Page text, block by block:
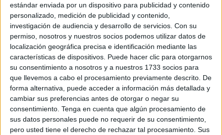
estándar enviada por un dispositivo para publicidad y contenido
personalizado, medición de publicidad y contenido,
investigación de audiencia y desarrollo de servicios. Con su
permiso, nosotros y nuestros socios podemos utilizar datos de
localización geográfica precisa e identificación mediante las
características de dispositivos. Puede hacer clic para otorgarnos
su consentimiento a nosotros y a nuestros 1733 socios para
que llevemos a cabo el procesamiento previamente descrito. De
forma alternativa, puede acceder a información más detallada y
cambiar sus preferencias antes de otorgar o negar su
consentimiento. Tenga en cuenta que algún procesamiento de
sus datos personales puede no requerir de su consentimiento,
pero usted tiene el derecho de rechazar tal procesamiento. Sus
campaña turística de Ceuta, 'Ceuta. Menos de lo
mismo', ha sido seleccionada comofinalistaen los
prestigiosospremios publicitarios Ampe , en la categoría
decine.
Estos galardones, tal y como ha indicado la Ciudad en
nota de prensa, reconocen laexcelencia en la
creatividad publicitaria, valorando especialmente la
capacidad de las campañas paraadaptarse al medioen
el que se difunden.